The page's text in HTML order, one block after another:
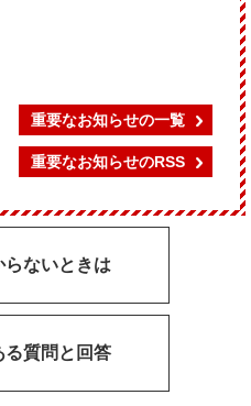
重要なお知らせの一覧
重要なお知らせのRSS
らないときは
る質問と回答